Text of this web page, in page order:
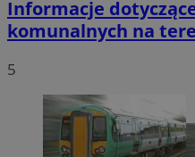
Informacje
komunalnych na
5